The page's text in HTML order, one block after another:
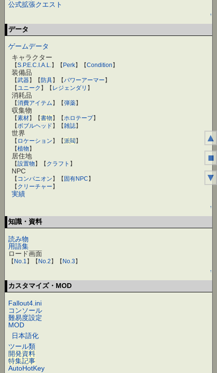
公式拡張クエスト
↑
データ
ゲームデータ
キャラクター
【S.P.E.C.I.A.L. 】【Perk】【Condition】
装備品
【武器】【防具】【パワーアーマー】
【 ユニーク 】【レジェンダリ 】
消耗品
【消費アイテム】【弾薬】
収集物
【素材】【書物】【ホロテープ】
【ボブルヘッド】【雑誌】
世界
【 ロケーション】【派閥】
【植物】
居住地
【設置物】【クラフト 】
NPC
【 コンパニオン】【固有NPC】
【クリーチャー】
実績
↑
知識・資料
読み物
用語集
ロード画面
【No.1 】【No.2】【No.3】
↑
カスタマイズ・MOD
Fallout4.ini
コンソール
難易度設定
MOD
日本語化
ツール類
開発資料
特集記事
AutoHotKey
▲
■
▼